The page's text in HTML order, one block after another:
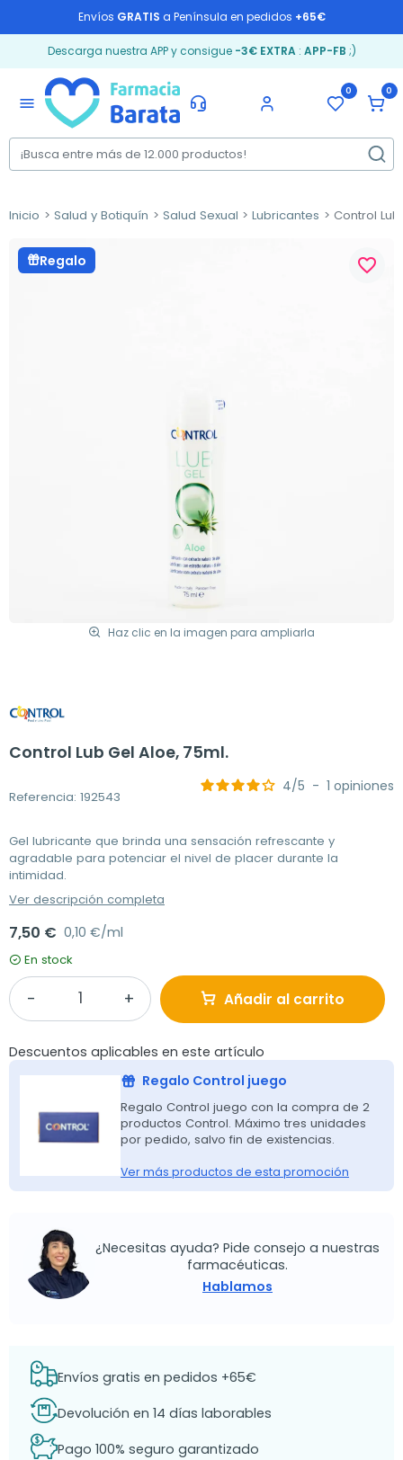
Envíos GRATIS a Península en pedidos +65€
Descarga nuestra APP y consigue -3€ EXTRA: APP-FB ;)
menu
0 0
Inicio Salud y Botiquín Salud Sexual Lubricantes Control
Regalo
Haz clic en la imagen para ampliarla
favorite_border
Control Lub Gel Aloe, 75ml.
Referencia: 192543
4/5 - 1 opiniones
Gel lubricante que brinda una sensación refrescante y
agradable para potenciar el nivel de placer durante la
intimidad.
Ver descripción completa
7,50 € 0,10 €/ml
En stock
Añadir al carrito
Descuentos aplicables en este artículo
Regalo Control juego
Regalo Control juego con la compra de 2
productos Control. Máximo tres unidades
por pedido, salvo fin de existencias.
Ver más productos de esta promoción
¿Necesitas ayuda? Pide consejo a nuestras
farmacéuticas.
Hablamos
Envíos gratis en pedidos +65€
Devolución en 14 días laborables
Pago 100% seguro garantizado